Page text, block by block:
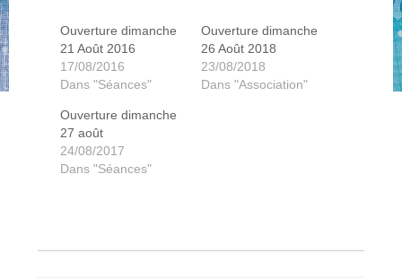
Ouverture dimanche
21 Août 2016
17/08/2016
Dans "Séances"
Ouverture dimanche
26 Août 2018
23/08/2018
Dans "Association"
Ouverture dimanche
27 août
24/08/2017
Dans "Séances"